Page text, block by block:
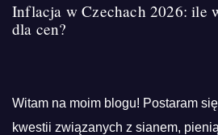
Inflacja w Czechach 2026: ile
dla cen?
Witam na moim blogu! Postaram
kwestii związanych z sianem,